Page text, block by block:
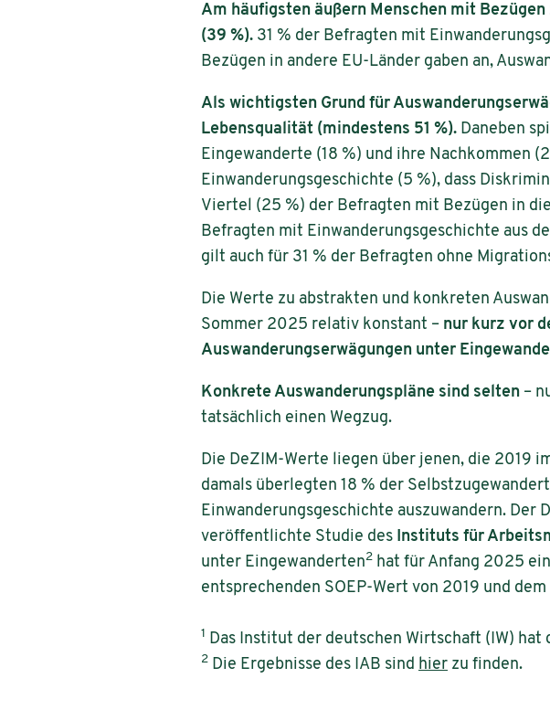
Am häufigsten äußern Menschen mit
(39 %). 31 % der Befragten mit
Bezügen in andere EU-Länder gaben an,
Als wichtigsten Grund für
Lebensqualität (mindestens 51 %). Daneben
Eingewanderte (18 %) und ihre Nachkommen
Einwanderungsgeschichte (5 %), dass
Viertel (25 %) der Befragten mit Bezügen in
Befragten mit Einwanderungsgeschichte aus
gilt auch für 31 % der Befragten ohne
Die Werte zu abstrakten und konkreten
Sommer 2025 relativ konstant – nur kurz vor
Auswanderungserwägungen unter
Konkrete Auswanderungspläne sind selten –
tatsächlich einen Wegzug.
Die DeZIM-Werte liegen über jenen, die 2019
damals überlegten 18 % der
Einwanderungsgeschichte auszuwandern. Der
veröffentlichte Studie des Instituts für
unter Eingewanderten2 hat für Anfang 2025
entsprechenden SOEP-Wert von 2019 und
1 Das Institut der deutschen Wirtschaft (IW) hat
2 Die Ergebnisse des IAB sind hier zu finden.